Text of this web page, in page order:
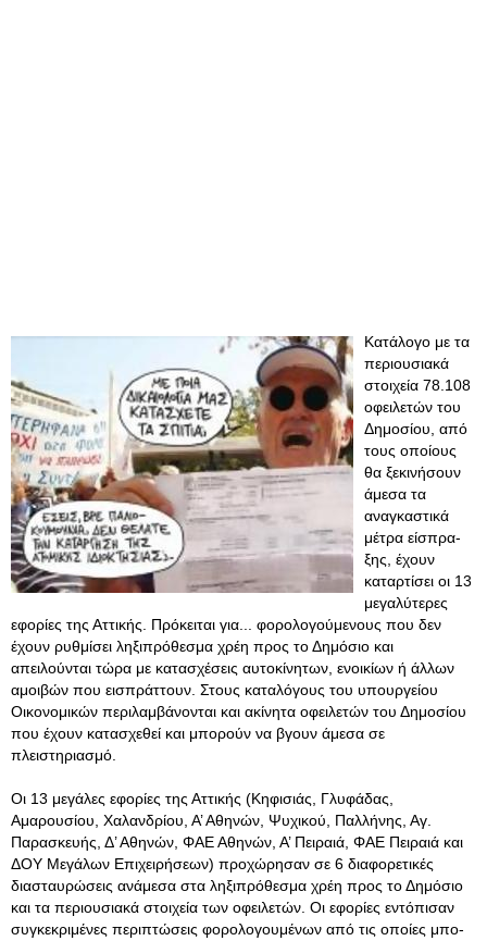
Κατάλογο με τα
περιουσιακά
στοιχεία 78.108
οφειλετών του
Δημοσίου, από
τους οποίους
θα ξεκινήσουν
άμεσα τα
αναγκαστικά
μέτρα είσπρα­
ξης, έχουν
καταρτίσει οι 13
μεγαλύτερες
εφορίες της Αττικής. Πρόκει­ται για... φορολογούμενους που δεν
έχουν ρυθμίσει ληξιπρόθεσμα χρέη προς το Δημόσιο και
απειλούνται τώρα με κατασχέσεις αυτοκίνητων, ενοικίων ή άλλων
αμοιβών που εισπράττουν. Στους καταλόγους του υπουργείου
Οικονομικών πε­ριλαμβάνονται και ακίνητα οφειλετών του Δημοσίου
που έχουν κατασχεθεί και μπορούν να βγουν άμεσα σε
πλειστηριασμό.
Οι 13 μεγάλες εφορίες της Αττικής (Κηφισιάς, Γλυφάδας,
Αμαρουσίου, Χαλαν­δρίου, Α’ Αθηνών, Ψυχικού, Παλλήνης, Αγ.
Παρασκευής, Δ’ Αθηνών, ΦΑΕ Αθη­νών, Α’ Πειραιά, ΦΑΕ Πειραιά και
ΔΟΥ Μεγάλων Επιχειρήσεων) προχώρησαν σε 6 διαφορετικές
διασταυρώσεις ανάμεσα στα ληξιπρόθεσμα χρέη προς το Δημό­σιο
και τα περιουσιακά στοιχεία των οφειλετών. Οι εφορίες εντόπισαν
συγκεκριμένες περιπτώσεις φορολογουμένων από τις οποίες μπο­